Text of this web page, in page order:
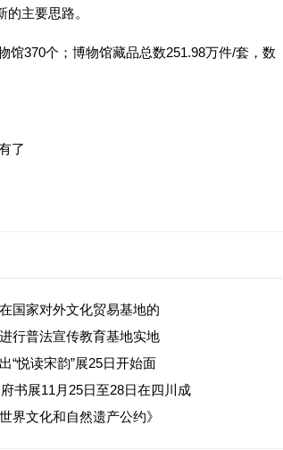
主要思路。
370个；博物馆藏品总数251.98万件/套，数
了
国家对外文化贸易基地的
行普法宣传教育基地实地
“悦读宋韵”展25日开始面
书展11月25日至28日在四川成
世界文化和自然遗产公约》